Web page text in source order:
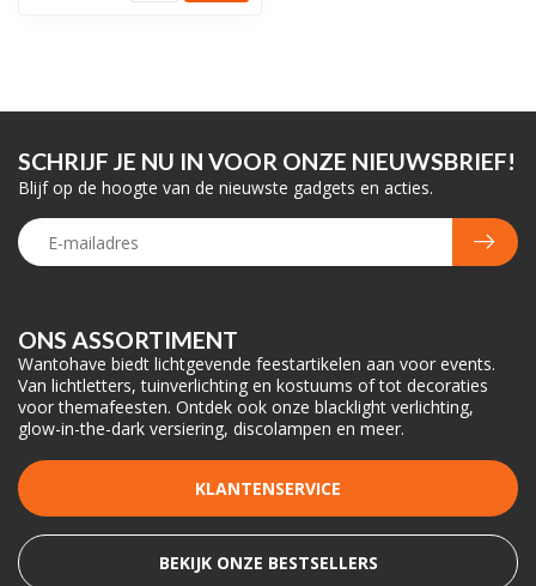
ONS ASSORTIMENT
Wantohave biedt lichtgevende feestartikelen aan voor events.
Van lichtletters, tuinverlichting en kostuums of tot decoraties
voor themafeesten. Ontdek ook onze blacklight verlichting,
glow-in-the-dark versiering, discolampen en meer.
KLANTENSERVICE
BEKIJK ONZE BESTSELLERS
SCHRIJF JE NU IN VOOR ONZE NIEUWSBRIEF!
Blijf op de hoogte van de nieuwste gadgets en acties.